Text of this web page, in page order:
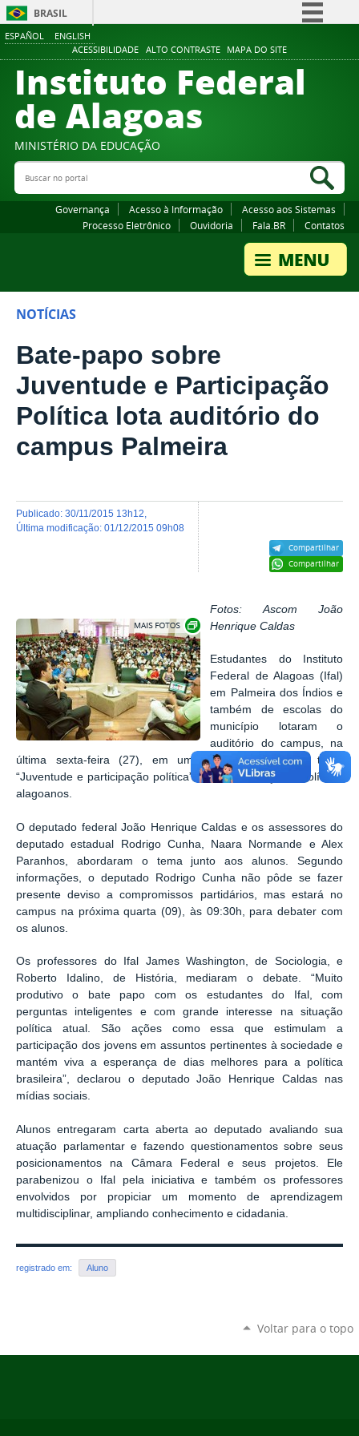
ESPAÑOL ENGLISH
ACESSIBILIDADE ALTO CONTRASTE MAPA DO SITE
BRASIL
Comunica BR
Participe
Canais
Instituto Federal
de Alagoas
MINISTÉRIO DA EDUCAÇÃO
Buscar no portal
Governança Acesso à Informação
Acesso aos Sistemas
Processo Eletrônico
Ouvidoria Fala.BR Contatos
NOTÍCIAS
Bate-papo sobre
Juventude e Participação
Política lota auditório do
campus Palmeira
Compartilhar
Compartilhar
publicado: 30/11/2015 13h12
última modificação: 01/12/2015 09h08
Exibir carrossel de imagens
Fotos: Ascom João
Henrique Caldas
Estudantes do Instituto
Federal de Alagoas (Ifal)
em Palmeira dos Índios e
também de escolas do
município lotaram o
auditório do campus, na
última sexta-feira (27), em um bate-papo sobre o tema
“Juventude e participação política” com a presença de políticos
alagoanos.
O deputado federal João Henrique Caldas e os assessores do
deputado estadual Rodrigo Cunha, Naara Normande e Alex
Paranhos, abordaram o tema junto aos alunos. Segundo
informações, o deputado Rodrigo Cunha não pôde se fazer
presente deviso a compromissos partidários, mas estará no
campus na próxima quarta (09), às 09:30h, para debater com
os alunos.
Os professores do Ifal James Washington, de Sociologia, e
Roberto Idalino, de História, mediaram o debate. “Muito
produtivo o bate papo com os estudantes do Ifal, com
perguntas inteligentes e com grande interesse na situação
política atual. São ações como essa que estimulam a
participação dos jovens em assuntos pertinentes à sociedade e
mantém viva a esperança de dias melhores para a política
brasileira”, declarou o deputado João Henrique Caldas nas
mídias sociais.
Alunos entregaram carta aberta ao deputado avaliando sua
atuação parlamentar e fazendo questionamentos sobre seus
posicionamentos na Câmara Federal e seus projetos. Ele
parabenizou o Ifal pela iniciativa e também os professores
envolvidos por propiciar um momento de aprendizagem
multidisciplinar, ampliando conhecimento e cidadania.
registrado em: Aluno
Voltar para o topo